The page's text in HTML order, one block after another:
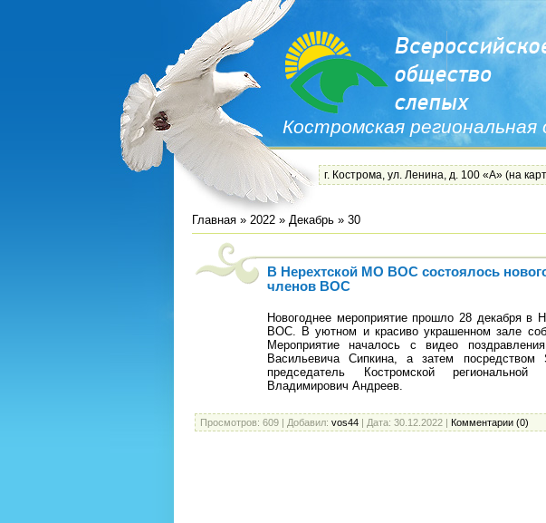
Костромская
г. Кострома, ул. Ленина, д. 100 «А» (на
Главная » 2022 » Декабрь » 30
В Нерехтской МО ВОС состоялось
членов ВОС
Новогоднее мероприятие прошло 28 декабря в
ВОС. В уютном и красиво украшенном зале
Мероприятие началось с видео
Васильевича Сипкина, а затем посредством
председатель Костромской
Владимирович Андреев.
Просмотров: 609 | Добавил: vos44 | Дата: 30.12.2022 | Комментарии (0)